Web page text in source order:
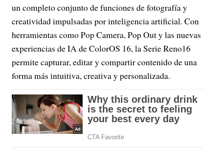
un completo conjunto de funciones de fotografía y
creatividad impulsadas por inteligencia artificial. Con
herramientas como Pop Camera, Pop Out y las nuevas
experiencias de IA de ColorOS 16, la Serie Reno16
permite capturar, editar y compartir contenido de una
forma más intuitiva, creativa y personalizada.